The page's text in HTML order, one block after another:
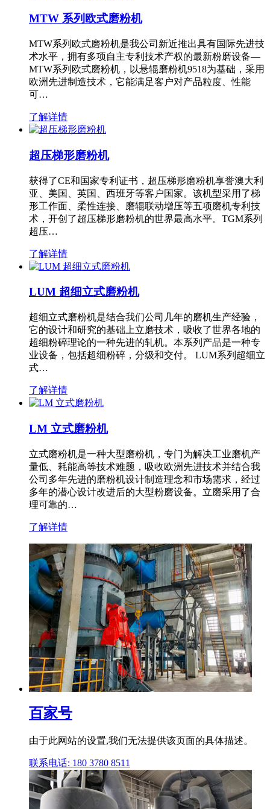
MTW 系列欧式磨粉机
MTW系列欧式磨粉机是我公司新近推出具有国际先进技
术水平，拥有多项自主专利技术产权的最新粉磨设备—
MTW系列欧式磨粉机，以悬辊磨粉机9518为基础，采用
欧洲先进制造技术，它能满足客户对产品粒度、性能
可…
了解详情
超压梯形磨粉机
获得了CE和国家专利证书，超压梯形磨粉机享誉澳大利
亚、美国、英国、西班牙等客户国家。该机型采用了梯
形工作面、柔性连接、磨辊联动增压等五项磨机专利技
术，开创了超压梯形磨粉机的世界最高水平。TGM系列
超压…
了解详情
LUM 超细立式磨粉机
超细立式磨粉机是结合我们公司几年的磨机生产经验，
它的设计和研究的基础上立磨技术，吸收了世界各地的
超细粉碎理论的一种先进的轧机。本系列产品是一种专
业设备，包括超细粉碎，分级和交付。 LUM系列超细立
式…
了解详情
LM 立式磨粉机
立式磨粉机是一种大型磨粉机，专门为解决工业磨机产
量低、耗能高等技术难题，吸收欧洲先进技术并结合我
公司多年先进的磨粉机设计制造理念和市场需求，经过
多年的潜心设计改进后的大型粉磨设备。立磨采用了合
理可靠的…
了解详情
百家号
由于此网站的设置,我们无法提供该页面的具体描述。
联系电话: 180 3780 8511